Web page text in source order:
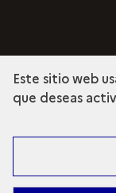
Descubra la
Este sitio web
que deseas